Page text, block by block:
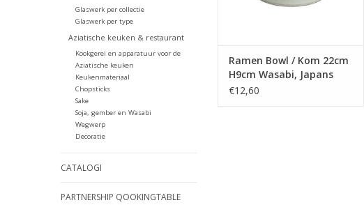
Glaswerk per collectie
Glaswerk per type
Aziatische keuken & restaurant
Kookgerei en apparatuur voor de
Aziatische keuken
Keukenmateriaal
Chopsticks
Sake
Soja, gember en Wasabi
Wegwerp
Decoratie
CATALOGI
PARTNERSHIP QOOKINGTABLE
Ramen Bowl / Kom 22cm
H9cm Wasabi, Japans
€12,60